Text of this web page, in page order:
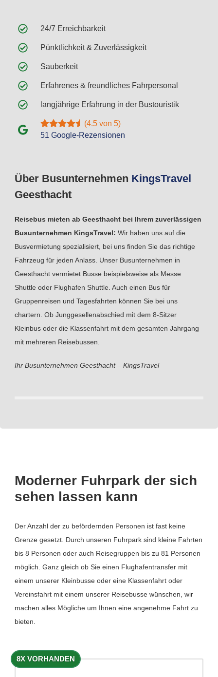
Über Busunternehmen KingsTravel
Geesthacht
Reisebus mieten ab Geesthacht bei Ihrem zuverlässigen
Busunternehmen KingsTravel: Wir haben uns auf die
Busvermietung spezialisiert, bei uns finden Sie das richtige
Fahrzeug für jeden Anlass. Unser Busunternehmen in
Geesthacht vermietet Busse beispielsweise als Messe
Shuttle oder Flughafen Shuttle. Auch einen Bus für
Gruppenreisen und Tagesfahrten können Sie bei uns
chartern. Ob Junggesellenabschied mit dem 8-Sitzer
Kleinbus oder die Klassenfahrt mit dem gesamten Jahrgang
mit mehreren Reisebussen.
Ihr Busunternehmen Geesthacht – KingsTravel
24/7 Erreichbarkeit
Pünktlichkeit & Zuverlässigkeit
Sauberkeit
Erfahrenes & freundliches Fahrpersonal
langjährige Erfahrung in der Bustouristik
(4.5 von 5)
51 Google-Rezensionen
Moderner Fuhrpark der sich
sehen lassen kann
Der Anzahl der zu befördernden Personen ist fast keine
Grenze gesetzt. Durch unseren Fuhrpark sind kleine Fahrten
bis 8 Personen oder auch Reisegruppen bis zu 81 Personen
möglich. Ganz gleich ob Sie einen Flughafentransfer mit
einem unserer Kleinbusse oder eine Klassenfahrt oder
Vereinsfahrt mit einem unserer Reisebusse wünschen, wir
machen alles Mögliche um Ihnen eine angenehme Fahrt zu
bieten.
8X VORHANDEN